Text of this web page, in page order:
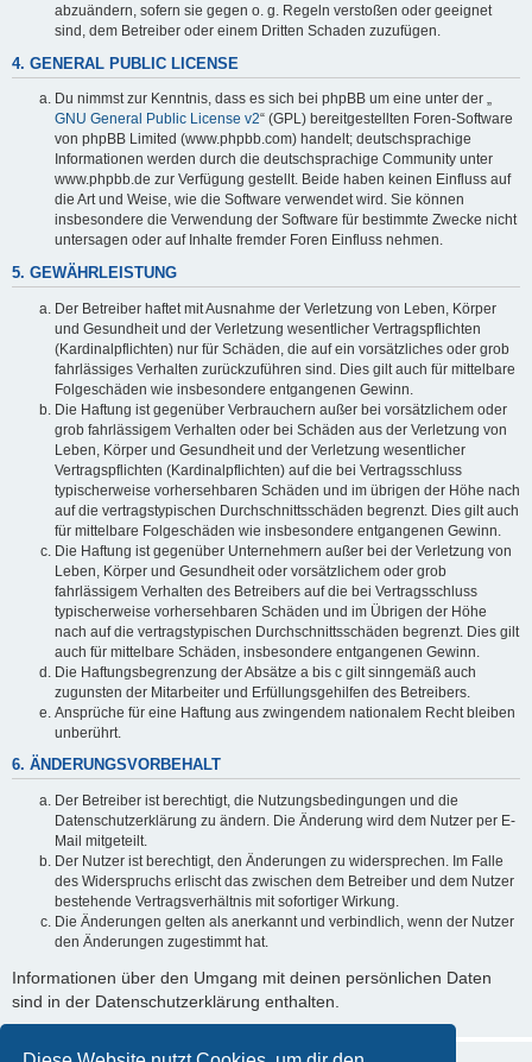
abzuändern, sofern sie gegen o. g. Regeln verstoßen oder geeignet
sind, dem Betreiber oder einem Dritten Schaden zuzufügen.
4. GENERAL PUBLIC LICENSE
Du nimmst zur Kenntnis, dass es sich bei phpBB um eine unter der „
GNU General Public License v2“ (GPL) bereitgestellten Foren-Software
von phpBB Limited (www.phpbb.com) handelt; deutschsprachige
Informationen werden durch die deutschsprachige Community unter
www.phpbb.de zur Verfügung gestellt. Beide haben keinen Einfluss auf
die Art und Weise, wie die Software verwendet wird. Sie können
insbesondere die Verwendung der Software für bestimmte Zwecke nicht
untersagen oder auf Inhalte fremder Foren Einfluss nehmen.
5. GEWÄHRLEISTUNG
Der Betreiber haftet mit Ausnahme der Verletzung von Leben, Körper
und Gesundheit und der Verletzung wesentlicher Vertragspflichten
(Kardinalpflichten) nur für Schäden, die auf ein vorsätzliches oder grob
fahrlässiges Verhalten zurückzuführen sind. Dies gilt auch für mittelbare
Folgeschäden wie insbesondere entgangenen Gewinn.
Die Haftung ist gegenüber Verbrauchern außer bei vorsätzlichem oder
grob fahrlässigem Verhalten oder bei Schäden aus der Verletzung von
Leben, Körper und Gesundheit und der Verletzung wesentlicher
Vertragspflichten (Kardinalpflichten) auf die bei Vertragsschluss
typischerweise vorhersehbaren Schäden und im übrigen der Höhe nach
auf die vertragstypischen Durchschnittsschäden begrenzt. Dies gilt auch
für mittelbare Folgeschäden wie insbesondere entgangenen Gewinn.
Die Haftung ist gegenüber Unternehmern außer bei der Verletzung von
Leben, Körper und Gesundheit oder vorsätzlichem oder grob
fahrlässigem Verhalten des Betreibers auf die bei Vertragsschluss
typischerweise vorhersehbaren Schäden und im Übrigen der Höhe
nach auf die vertragstypischen Durchschnittsschäden begrenzt. Dies gilt
auch für mittelbare Schäden, insbesondere entgangenen Gewinn.
Die Haftungsbegrenzung der Absätze a bis c gilt sinngemäß auch
zugunsten der Mitarbeiter und Erfüllungsgehilfen des Betreibers.
Ansprüche für eine Haftung aus zwingendem nationalem Recht bleiben
unberührt.
6. ÄNDERUNGSVORBEHALT
Der Betreiber ist berechtigt, die Nutzungsbedingungen und die
Datenschutzerklärung zu ändern. Die Änderung wird dem Nutzer per E-
Mail mitgeteilt.
Der Nutzer ist berechtigt, den Änderungen zu widersprechen. Im Falle
des Widerspruchs erlischt das zwischen dem Betreiber und dem Nutzer
bestehende Vertragsverhältnis mit sofortiger Wirkung.
Die Änderungen gelten als anerkannt und verbindlich, wenn der Nutzer
den Änderungen zugestimmt hat.
Informationen über den Umgang mit deinen persönlichen Daten
sind in der Datenschutzerklärung enthalten.